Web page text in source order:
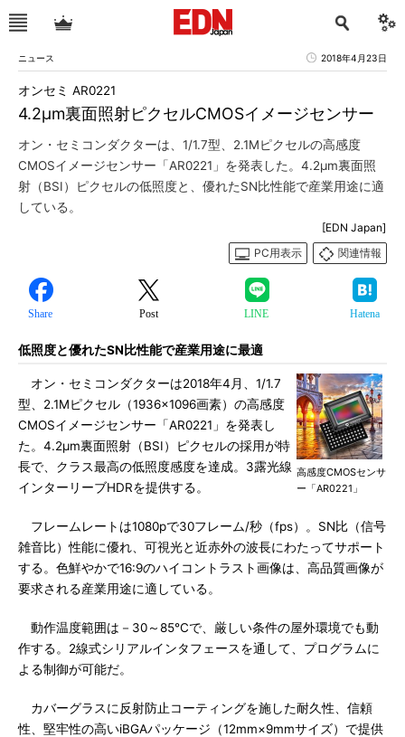
ニュース 2018年4月23日
4.2μm裏面照射ピクセルCMOSイメージセンサー
オンセミ AR0221
オン・セミコンダクターは、1/1.7型、2.1Mピクセルの高感度
CMOSイメージセンサー「AR0221」を発表した。4.2μm裏面照
射（BSI）ピクセルの低照度と、優れたSN比性能で産業用途に適
している。
[EDN Japan]
PC用表示
関連情報
Share Post LINE Hatena
低照度と優れたSN比性能で産業用途に最適
高感度CMOSセンサ
ー「AR0221」
オン・セミコンダクターは2018年4月、1/1.7
型、2.1Mピクセル（1936×1096画素）の高感度
CMOSイメージセンサー「AR0221」を発表し
た。4.2μm裏面照射（BSI）ピクセルの採用が特
長で、クラス最高の低照度感度を達成。3露光線
インターリーブHDRを提供する。
フレームレートは1080pで30フレーム/秒（fps）。SN比（信号
雑音比）性能に優れ、可視光と近赤外の波長にわたってサポート
する。色鮮やかで16:9のハイコントラスト画像は、高品質画像が
要求される産業用途に適している。
動作温度範囲は－30～85℃で、厳しい条件の屋外環境でも動
作する。2線式シリアルインタフェースを通して、プログラムに
よる制御が可能だ。
カバーグラスに反射防止コーティングを施した耐久性、信頼
性、堅牢性の高いiBGAパッケージ（12mm×9mmサイズ）で提供